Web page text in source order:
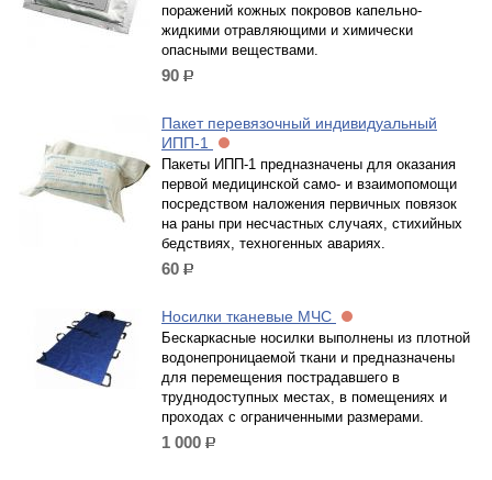
поражений кожных покровов капельно-
жидкими отравляющими и химически
опасными веществами.
90 р.
Пакет перевязочный индивидуальный
ИПП-1
Пакеты ИПП-1 предназначены для оказания
первой медицинской само- и взаимопомощи
посредством наложения первичных повязок
на раны при несчастных случаях, стихийных
бедствиях, техногенных авариях.
60 р.
Носилки тканевые МЧС
Бескаркасные носилки выполнены из плотной
водонепроницаемой ткани и предназначены
для перемещения пострадавшего в
труднодоступных местах, в помещениях и
проходах с ограниченными размерами.
1 000 р.